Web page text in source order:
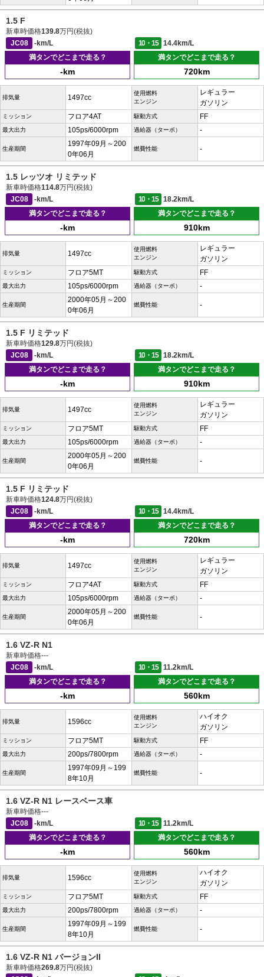
1.5 F
新車時価格139.8万円(税抜)
JC08
-km/L 10・15
14.4km/L
満タンでどこまで走る？
-km
満タンでどこまで走る？
720km
排気量 1497cc
使用燃料
エンジン
レギュラー
ガソリン
ミッション フロア4AT 駆動方式 FF
最大出力 105ps/6000rpm 過給器（ターボ） -
生産期間
1997年09月～200
0年06月
燃費性能 -
1.5 レッツオ リミテッド
新車時価格114.8万円(税抜)
JC08
-km/L 10・15
18.2km/L
満タンでどこまで走る？
-km
満タンでどこまで走る？
910km
排気量 1497cc
使用燃料
エンジン
レギュラー
ガソリン
ミッション フロア5MT 駆動方式 FF
最大出力 105ps/6000rpm 過給器（ターボ） -
生産期間
2000年05月～200
0年06月
燃費性能 -
1.5 F リミテッド
新車時価格129.8万円(税抜)
JC08
-km/L 10・15
18.2km/L
満タンでどこまで走る？
-km
満タンでどこまで走る？
910km
排気量 1497cc
使用燃料
エンジン
レギュラー
ガソリン
ミッション フロア5MT 駆動方式 FF
最大出力 105ps/6000rpm 過給器（ターボ） -
生産期間
2000年05月～200
0年06月
燃費性能 -
1.5 F リミテッド
新車時価格124.8万円(税抜)
JC08
-km/L 10・15
14.4km/L
満タンでどこまで走る？
-km
満タンでどこまで走る？
720km
排気量 1497cc
使用燃料
エンジン
レギュラー
ガソリン
ミッション フロア4AT 駆動方式 FF
最大出力 105ps/6000rpm 過給器（ターボ） -
生産期間
2000年05月～200
0年06月
燃費性能 -
1.6 VZ-R N1
新車時価格---
JC08
-km/L 10・15
11.2km/L
満タンでどこまで走る？
-km
満タンでどこまで走る？
560km
排気量 1596cc
使用燃料
エンジン
ハイオク
ガソリン
ミッション フロア5MT 駆動方式 FF
最大出力 200ps/7800rpm 過給器（ターボ） -
生産期間
1997年09月～199
8年10月
燃費性能 -
1.6 VZ-R N1 レースベース車
新車時価格---
JC08
-km/L 10・15
11.2km/L
満タンでどこまで走る？
-km
満タンでどこまで走る？
560km
排気量 1596cc
使用燃料
エンジン
ハイオク
ガソリン
ミッション フロア5MT 駆動方式 FF
最大出力 200ps/7800rpm 過給器（ターボ） -
生産期間
1997年09月～199
8年10月
燃費性能 -
1.6 VZ-R N1 バージョンII
新車時価格269.8万円(税抜)